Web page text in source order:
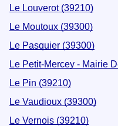
Le Louverot (39210)
Le Moutoux (39300)
Le Pasquier (39300)
Le Petit-Mercey - Mairie
Le Pin (39210)
Le Vaudioux (39300)
Le Vernois (39210)